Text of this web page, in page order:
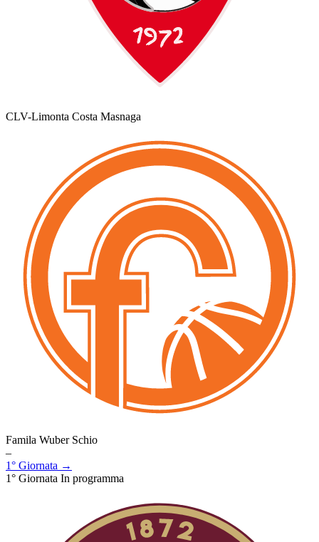
CLV-Limonta Costa Masnaga
Famila Wuber Schio
–
1° Giornata →
1° Giornata In programma